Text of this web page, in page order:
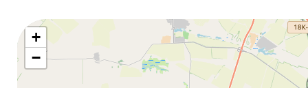
+
−